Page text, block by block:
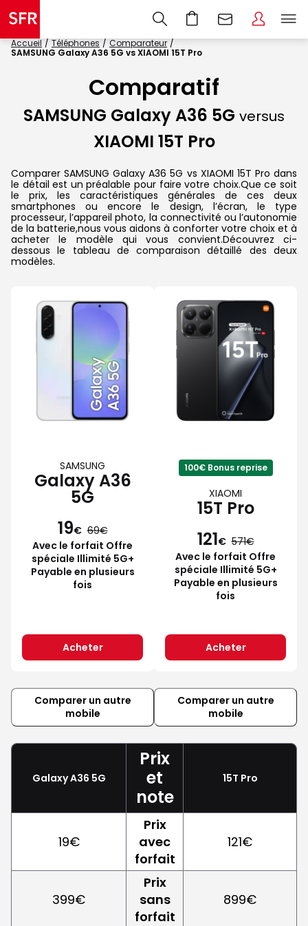
Accueil Téléphones
Comparateur
SAMSUNG Galaxy A36 5G vs XIAOMI 15T Pro
Comparatif
SAMSUNG Galaxy A36 5G versus
XIAOMI 15T Pro
Comparer SAMSUNG Galaxy A36 5G vs XIAOMI 15T Pro dans
le détail est un préalable pour faire votre choix.Que ce soit
le prix, les caractéristiques générales de ces deux
smartphones ou encore le design, l’écran, le type
processeur, l’appareil photo, la connectivité ou l’autonomie
de la batterie,nous vous aidons à conforter votre choix et à
acheter le modèle qui vous convient.Découvrez ci-
dessous le tableau de comparaison détaillé des deux
modèles.
SAMSUNG
Galaxy A36
5G
19€ 69
Avec le forfait Offre
spéciale Illimité 5G+
Payable en plusieurs
fois
Acheter
100€ Bonus reprise
XIAOMI
15T Pro
121€ 571
Avec le forfait Offre
spéciale Illimité 5G+
Payable en plusieurs
fois
Acheter
Comparer un autre
mobile
Comparer un autre
mobile
Galaxy A36 5G
Prix
et
note
15T Pro
19€
Prix
avec
forfait
121€
399€
Prix
sans
forfait
899€